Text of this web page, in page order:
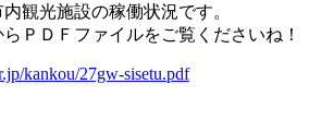
観光施設の稼働状況です。
ＰＤＦファイルをご覧くださいね！
kankou/27gw-sisetu.pdf